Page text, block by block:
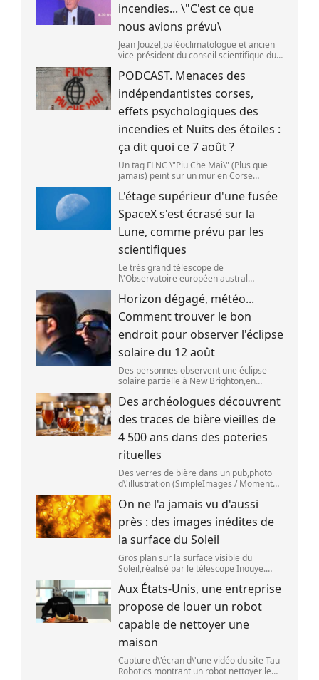
incendies... \"C'est ce que
nous avions prévu\
Jean Jouzel,paléoclimatologue et ancien
vice-président du conseil scientifique du
(FRANCEINFO / RADIO FRANCE)
PODCAST. Menaces des
indépendantistes corses,
effets psychologiques des
incendies et Nuits des étoiles :
ça dit quoi ce 7 août ?
Un tag FLNC \"Piu Che Mai\" (Plus que
jamais) peint sur un mur en Corse
CASABIANCA )
L'étage supérieur d'une fusée
SpaceX s'est écrasé sur la
Lune, comme prévu par les
scientifiques
Le très grand télescope de
l\'Observatoire européen austral
que l\'étage supérieur d\'une fusée de
SpaceX s\'est bien écrasé sur la Lune,le 5
aoû
Horizon dégagé, météo...
Comment trouver le bon
endroit pour observer l'éclipse
solaire du 12 août
Des personnes observent une éclipse
solaire partielle à New Brighton,en
(SANKA VIDANAGAMA )
Des archéologues découvrent
des traces de bière vieilles de
4 500 ans dans des poteries
rituelles
Des verres de bière dans un pub,photo
d\'illustration (SimpleImages / Moment
alcoolisée du monde. Les premières
traces de bière ont été retrouvées ch
On ne l'a jamais vu d'aussi
près : des images inédites de
la surface du Soleil
Gros plan sur la surface visible du
Soleil,réalisé par le télescope Inouye.
(NSF/NSO/AURA/MPS) Certains se
préparent peut-être à photographier le
mieux possible l\'éclipse solaire,prévue le
1
Aux États-Unis, une entreprise
propose de louer un robot
capable de nettoyer une
maison
Capture d\'écran d\'une vidéo du site Tau
Robotics montrant un robot nettoyer le